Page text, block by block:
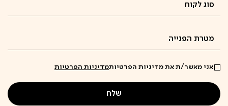
אני מאשר/ת את מדיניות הפרטיותמדיניות הפרטיות